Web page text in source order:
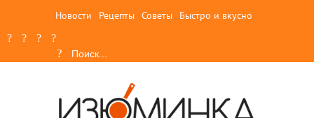
Новости Рецепты Советы Быстро и вкусно